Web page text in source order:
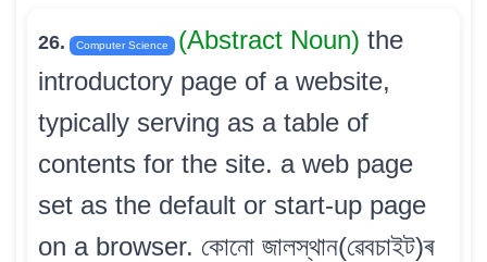
26. Computer Science (Abstract Noun) the
introductory page of a website,
typically serving as a table of
contents for the site. a web page
set as the default or start-up page
on a browser. কোনো জালস্থান(ৱেবচাইট)ৰ